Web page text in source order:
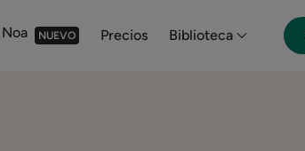
Noa NUEVO Precios Biblioteca